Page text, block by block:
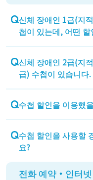
원 가입 후 탑승일을
하실 수 있습니다.
신체 장애인 1급(지
첩이 있는데, 어떤
본인 및 간병인 1명
의 운송 요금(1대)이
신체 장애인 2급(지
급) 수첩이 있습니다
본인 표준 다다미 객
수첩 할인을 이용했
인터넷 시뮬레이션
됩니다.
수첩 할인을 사용할
요?
인터넷 예약이 가능
전화 예약・인터